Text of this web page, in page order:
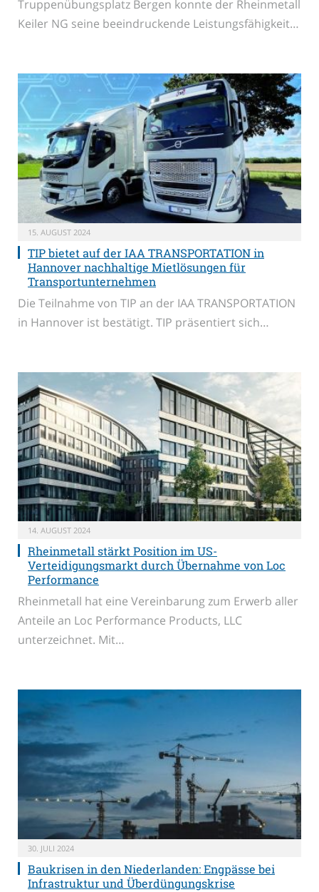
Truppenübungsplatz Bergen konnte der Rheinmetall
Keiler NG seine beeindruckende Leistungsfähigkeit…
15. AUGUST 2024
TIP bietet auf der IAA TRANSPORTATION in
Hannover nachhaltige Mietlösungen für
Transportunternehmen
Die Teilnahme von TIP an der IAA TRANSPORTATION
in Hannover ist bestätigt. TIP präsentiert sich…
14. AUGUST 2024
Rheinmetall stärkt Position im US-
Verteidigungsmarkt durch Übernahme von Loc
Performance
Rheinmetall hat eine Vereinbarung zum Erwerb aller
Anteile an Loc Performance Products, LLC
unterzeichnet. Mit…
30. JULI 2024
Baukrisen in den Niederlanden: Engpässe bei
Infrastruktur und Überdüngungskrise